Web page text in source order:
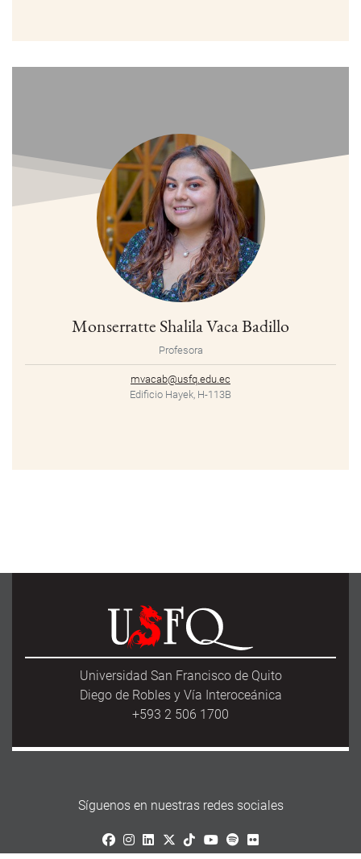
Monserratte Shalila Vaca Badillo
Profesora
mvacab@usfq.edu.ec
Edificio Hayek, H-113B
Universidad San Francisco de Quito
Diego de Robles y Vía Interoceánica
+593 2 506 1700
Síguenos en nuestras redes sociales